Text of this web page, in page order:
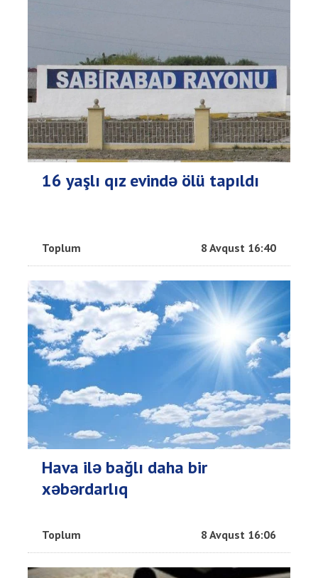
16 yaşlı qız evində ölü tapıldı
Toplum 8 Avqust 16:40
Hava ilə bağlı daha bir
xəbərdarlıq
Toplum 8 Avqust 16:06